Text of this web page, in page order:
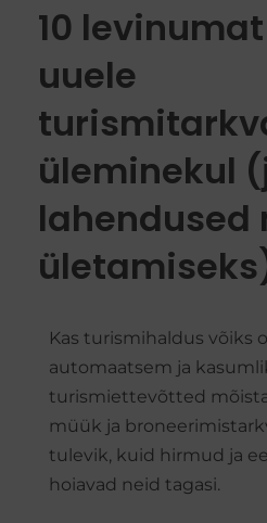
10
uuele
üleminekul
lahendused
Kas turismihaldus võiks
automaatsem ja
turismiettevõtted
müük ja
tulevik, kuid hirmud ja
hoiavad neid tagasi.